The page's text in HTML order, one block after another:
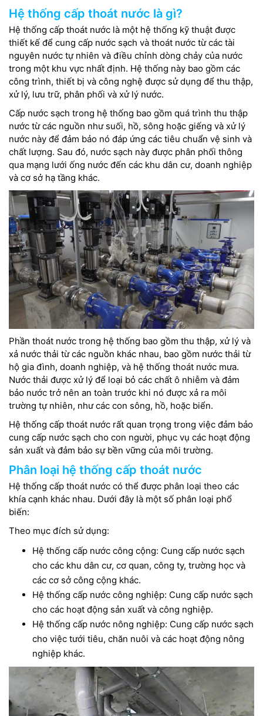
Hệ thống cấp thoát nước là gì?
Hệ thống cấp thoát nước là một hệ thống kỹ thuật được
thiết kế để cung cấp nước sạch và thoát nước từ các tài
nguyên nước tự nhiên và điều chỉnh dòng chảy của nước
trong một khu vực nhất định. Hệ thống này bao gồm các
công trình, thiết bị và công nghệ được sử dụng để thu thập,
xử lý, lưu trữ, phân phối và xử lý nước.
Cấp nước sạch trong hệ thống bao gồm quá trình thu thập
nước từ các nguồn như suối, hồ, sông hoặc giếng và xử lý
nước này để đảm bảo nó đáp ứng các tiêu chuẩn vệ sinh và
chất lượng. Sau đó, nước sạch này được phân phối thông
qua mạng lưới ống nước đến các khu dân cư, doanh nghiệp
và cơ sở hạ tầng khác.
Phần thoát nước trong hệ thống bao gồm thu thập, xử lý và
xả nước thải từ các nguồn khác nhau, bao gồm nước thải từ
hộ gia đình, doanh nghiệp, và hệ thống thoát nước mưa.
Nước thải được xử lý để loại bỏ các chất ô nhiễm và đảm
bảo nước trở nên an toàn trước khi nó được xả ra môi
trường tự nhiên, như các con sông, hồ, hoặc biển.
Hệ thống cấp thoát nước rất quan trọng trong việc đảm bảo
cung cấp nước sạch cho con người, phục vụ các hoạt động
sản xuất và đảm bảo sự bền vững của môi trường.
Phân loại hệ thống cấp thoát nước
Hệ thống cấp thoát nước có thể được phân loại theo các
khía cạnh khác nhau. Dưới đây là một số phân loại phổ
biến:
Theo mục đích sử dụng:
Hệ thống cấp nước công cộng: Cung cấp nước sạch
cho các khu dân cư, cơ quan, công ty, trường học và
các cơ sở công cộng khác.
Hệ thống cấp nước công nghiệp: Cung cấp nước sạch
cho các hoạt động sản xuất và công nghiệp.
Hệ thống cấp nước nông nghiệp: Cung cấp nước sạch
cho việc tưới tiêu, chăn nuôi và các hoạt động nông
nghiệp khác.